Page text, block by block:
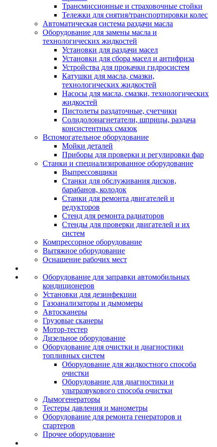
Трансмиссионные и страховочные стойки
Тележки для снятия/транспортировки колес
Автоматическая система раздачи масла
Оборудование для замены масла и
технологических жидкостей
Установки для раздачи масел
Установки для сбора масел и антифриза
Устройства для прокачки гидросистем
Катушки для масла, смазки,
технологических жидкостей
Насосы для масла, смазки, технологических
жидкостей
Пистолеты раздаточные, счетчики
Солидолонагнетатели, шприцы, раздача
консистентных смазок
Вспомогательное оборудование
Мойки деталей
Приборы для проверки и регулировки фар
Станки и специализированное оборудование
Выпрессовщики
Станки для обслуживания дисков,
барабанов, колодок
Станки для ремонта двигателей и
редукторов
Стенд для ремонта радиаторов
Стенды для проверки двигателей и их
систем
Компрессорное оборудование
Вытяжное оборудование
Оснащение рабочих мест
Оборудование для заправки автомобильных
кондиционеров
Установки для дезинфекции
Газоанализаторы и дымомеры
Автосканеры
Грузовые сканеры
Мотор-тестер
Дизельное оборудование
Оборудование для очистки и диагностики
топливных систем
Оборудование для жидкостного способа
очистки
Оборудование для диагностики и
ультразвукового способа очистки
Дымогенераторы
Тестеры давления и манометры
Оборудование для ремонта генераторов и
стартеров
Прочее оборудование